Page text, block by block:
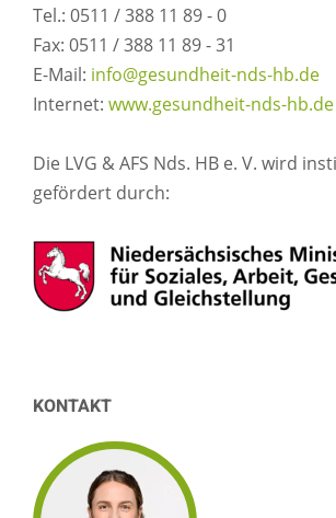
Tel.: 0511 / 388 11 89 - 0
Fax: 0511 / 388 11 89 - 31
E-Mail: info@gesundheit-nds-hb.de
Internet: www.gesundheit-nds-hb.de
Die LVG & AFS Nds. HB e. V. wird
gefördert durch:
KONTAKT